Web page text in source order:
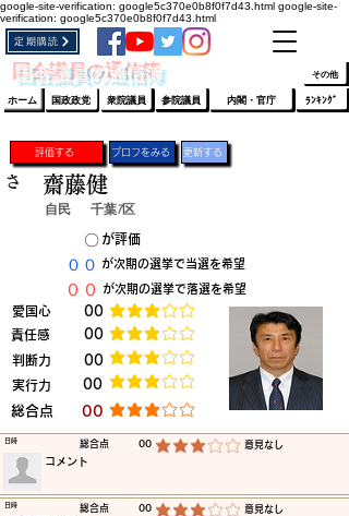
google-site-verification: google5c370e0b8f0f7d43.html google-site-
verification: google5c370e0b8f0f7d43.html
​国会議員の通信簿
定期購読
ホーム 国政政党 衆院議員 参院議員 ﾗﾝｷﾝｸﾞ
内閣・官庁
その他
評価する プロフをみる 更新する
自民 千葉7区
​が評価
​が次期の選挙で当選を希望
​が次期の選挙で落選を希望
​愛国心 ​00 平均評価 3 /5
​責任感 ​00 平均評価 3 /5
​判断力 ​00 平均評価 3 /5
​実行力 ​00 平均評価 3 /5
​総合点 ​00 平均評価 3 /5
さ 齋藤健
​〇​
​００
​００
​総合点 00 平均評価 3 /5 ​意見なし
​日時
​コメント
​総合点 00 平均評価 3 /5 ​意見なし
​日時